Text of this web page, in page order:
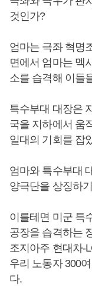
것인가?
엄마는 극좌 혁명
면에서 엄마는 멕
소를 습격해 이들
특수부대 대장은
국을 지하에서 움
일대의 기회를 잡
엄마와 특수부대
양극단을 상징하
이를테면 미군 특
공장을 습격하는
조지아주 현대차-
우리 노동자 300
다.